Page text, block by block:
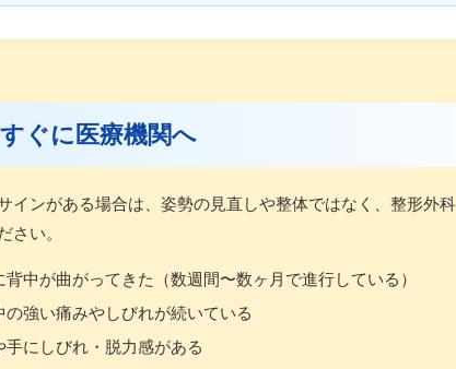
ぐに医療機関へ
インがある場合は、姿勢の見直しや整体ではなく、整形外
さい。
背中が曲がってきた（数週間〜数ヶ月で進行している）
の強い痛みやしびれが続いている
手にしびれ・脱力感がある